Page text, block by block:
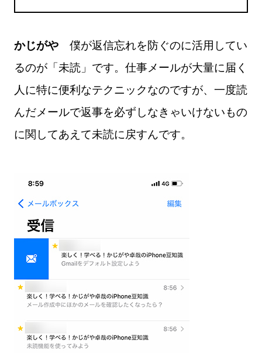
かじがや 僕が返信忘れを防ぐのに活用してい
るのが「未読」です。仕事メールが大量に届く
人に特に便利なテクニックなのですが、一度読
んだメールで返事を必ずしなきゃいけないもの
に関してあえて未読に戻すんです。